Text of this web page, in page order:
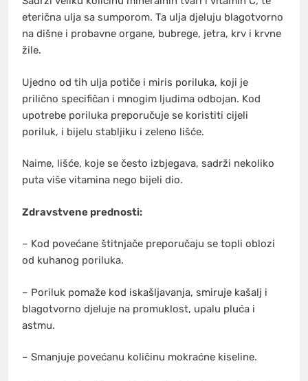
eterična ulja sa sumporom. Ta ulja djeluju blagotvorno
na dišne i probavne organe, bubrege, jetra, krv i krvne
žile.
Ujedno od tih ulja potiče i miris poriluka, koji je
prilično specifičan i mnogim ljudima odbojan. Kod
upotrebe poriluka preporučuje se koristiti cijeli
poriluk, i bijelu stabljiku i zeleno lišće.
Naime, lišće, koje se često izbjegava, sadrži nekoliko
puta više vitamina nego bijeli dio.
Zdravstvene prednosti:
– Kod povećane štitnjače preporučaju se topli oblozi
od kuhanog poriluka.
– Poriluk pomaže kod iskašljavanja, smiruje kašalj i
blagotvorno djeluje na promuklost, upalu pluća i
astmu.
– Smanjuje povećanu količinu mokraćne kiseline.